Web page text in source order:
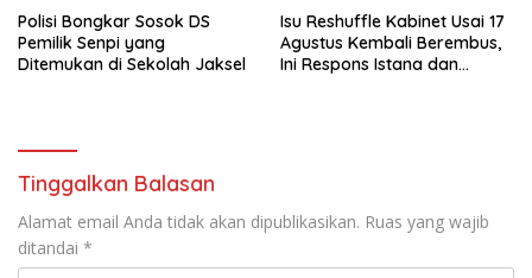
Polisi Bongkar Sosok DS
Pemilik Senpi yang
Ditemukan di Sekolah Jaksel
Isu Reshuffle Kabinet Usai 17
Agustus Kembali Berembus,
Ini Respons Istana dan
Tinggalkan Balasan
Alamat email Anda tidak akan dipublikasikan. Ruas yang wajib
ditandai *